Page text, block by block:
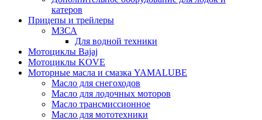
катеров
Прицепы и трейлеры
МЗСА
Для водной техники
Мотоциклы Bajaj
Мотоциклы KOVE
Моторные масла и смазка YAMALUBE
Масло для снегоходов
Масло для лодочных моторов
Масло трансмиссионное
Масло для мототехники